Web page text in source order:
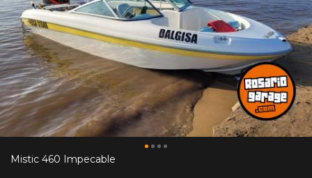
Mistic 460 Impecable